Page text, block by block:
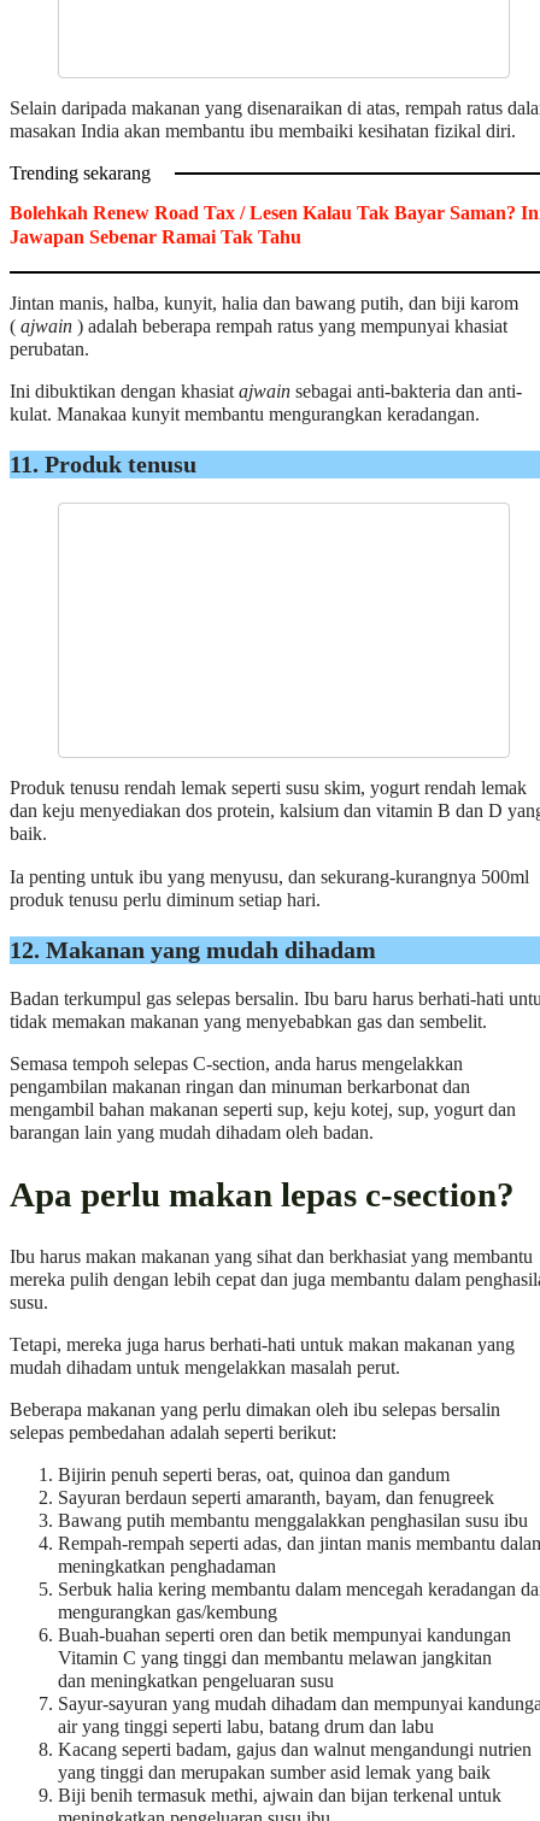
Selain daripada makanan yang disenaraikan di atas, rempah ratus
masakan India akan membantu ibu membaiki kesihatan fizikal diri.
Trending sekarang
Bolehkah Renew Road Tax / Lesen Kalau Tak Bayar Saman?
Jawapan Sebenar Ramai Tak Tahu
Jintan manis, halba, kunyit, halia dan bawang putih, dan biji karom
( ajwain ) adalah beberapa rempah ratus yang mempunyai khasiat
perubatan.
Ini dibuktikan dengan khasiatajwain sebagai anti-bakteria dan anti-
kulat. Manakaa kunyit membantu mengurangkan keradangan.
11. Produk tenusu
Produk tenusu rendah lemak seperti susu skim, yogurt rendah lemak
dan keju menyediakan dos protein, kalsium dan vitamin B dan D
baik.
Ia penting untuk ibu yang menyusu, dan sekurang-kurangnya 500ml
produk tenusu perlu diminum setiap hari.
12. Makanan yang mudah dihadam
Badan terkumpul gas selepas bersalin. Ibu baru harus berhati-hati
tidak memakan makanan yang menyebabkan gas dan sembelit.
Semasa tempoh selepas C-section, anda harus mengelakkan
pengambilan makanan ringan dan minuman berkarbonat dan
mengambil bahan makanan seperti sup, keju kotej, sup, yogurt dan
barangan lain yang mudah dihadam oleh badan.
Apa perlu makan lepas c-section?
Ibu harus makan makanan yang sihat dan berkhasiat yang membantu
mereka pulih dengan lebih cepat dan juga membantu dalam
susu.
Tetapi, mereka juga harus berhati-hati untuk makan makanan yang
mudah dihadam untuk mengelakkan masalah perut.
Beberapa makanan yang perlu dimakan oleh ibu selepas bersalin
selepas pembedahan adalah seperti berikut:
Bijirin penuh seperti beras, oat, quinoa dan gandum
Sayuran berdaun seperti amaranth, bayam, dan fenugreek
Bawang putih membantu menggalakkan penghasilan susu ibu
Rempah-rempah seperti adas, dan jintan manis membantu
meningkatkan penghadaman
Serbuk halia kering membantu dalam mencegah keradangan
mengurangkan gas/kembung
Buah-buahan seperti oren dan betik mempunyai kandungan
Vitamin C yang tinggi dan membantu melawan jangkitan
dan meningkatkan pengeluaran susu
Sayur-sayuran yang mudah dihadam dan mempunyai
air yang tinggi seperti labu, batang drum dan labu
Kacang seperti badam, gajus dan walnut mengandungi nutrien
yang tinggi dan merupakan sumber asid lemak yang baik
Biji benih termasuk methi, ajwain dan bijan terkenal untuk